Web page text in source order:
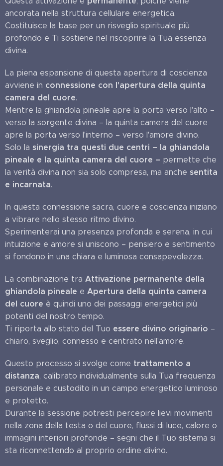
ancorata nella struttura cellulare energetica.
Costituisce la base per un risveglio spirituale più
profondo e Ti sostiene nel riscoprire la Tua essenza
divina.
La piena espansione di questa apertura di coscienza
avviene in connessione con l'apertura della quinta
camera del cuore.
Mentre la ghiandola pineale apre la porta verso l'alto –
verso la sorgente divina – la quinta camera del cuore
apre la porta verso l'interno – verso l'amore divino.
Solo la sinergia tra questi due centri – la ghiandola
pineale e la quinta camera del cuore – permette che
la verità divina non sia solo compresa, ma anche sentita
e incarnata.
In questa connessione sacra, cuore e coscienza iniziano
a vibrare nello stesso ritmo divino.
Sperimenterai una presenza profonda e serena, in cui
intuizione e amore si uniscono – pensiero e sentimento
si fondono in una chiara e luminosa consapevolezza.
La combinazione tra Attivazione permanente della
ghiandola pineale e Apertura della quinta camera
del cuore è quindi uno dei passaggi energetici più
potenti del nostro tempo.
Ti riporta allo stato del Tuo essere divino originario –
chiaro, sveglio, connesso e centrato nell'amore.
Questo processo si svolge come trattamento a
distanza, calibrato individualmente sulla Tua frequenza
personale e custodito in un campo energetico luminoso
e protetto.
Durante la sessione potresti percepire lievi movimenti
nella zona della testa o del cuore, flussi di luce, calore o
immagini interiori profonde – segni che il Tuo sistema si
sta riconnettendo al proprio ordine divino.